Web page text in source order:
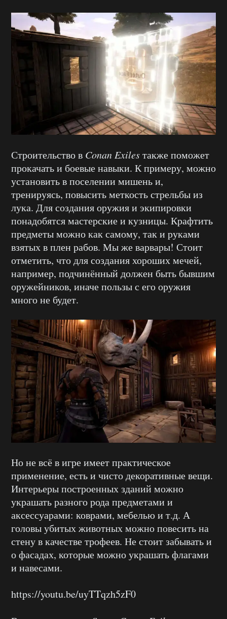
Строительство в Conan Exilesтакже поможет
прокачать и боевые навыки. К примеру, можно
установить в поселении мишень и,
тренируясь, повысить меткость стрельбы из
лука. Для создания оружия и экипировки
понадобятся мастерские и кузницы. Крафтить
предметы можно как самому, так и руками
взятых в плен рабов. Мы же варвары! Стоит
отметить, что для создания хороших мечей,
например, подчинённый должен быть бывшим
оружейников, иначе пользы с его оружия
много не будет.
Но не всё в игре имеет практическое
применение, есть и чисто декоративные вещи.
Интерьеры построенных зданий можно
украшать разного рода предметами и
аксессуарами: коврами, мебелью и т.д. А
головы убитых животных можно повесить на
стену в качестве трофеев. Не стоит забывать и
о фасадах, которые можно украшать флагами
и навесами.
https://youtu.be/uyTTqzh5zF0